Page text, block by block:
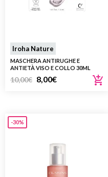
Iroha Nature
MASCHERA ANTIRUGHE E
ANTIETÀ VISO E COLLO 30ML
10,00€ 8,00€
-30%